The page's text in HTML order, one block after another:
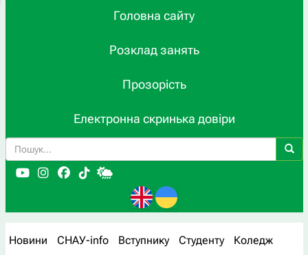
Головна сайту
Розклад занять
Прозорість
Електронна скринька довіри
Новини СНАУ-info Вступнику Студенту
Коледж